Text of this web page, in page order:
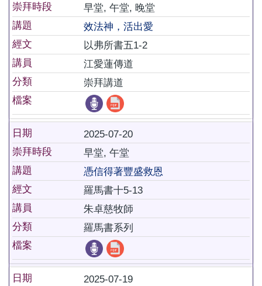
崇拜時段
早堂, 午堂, 晚堂
講題
效法神，活出愛
經文
以弗所書五1-2
講員
江愛蓮傳道
分類
崇拜講道
檔案
日期
2025-07-20
崇拜時段
早堂, 午堂
講題
憑信得著豐盛救恩
經文
羅馬書十5-13
講員
朱卓慈牧師
分類
羅馬書系列
檔案
日期
2025-07-19